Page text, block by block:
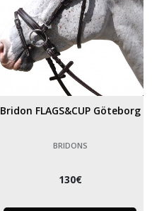
Bridon FLAGS&CUP Göteborg
BRIDONS
130€